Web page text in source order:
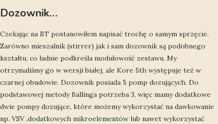
Dozownik…
Czekając na BT postanowiłem napisać trochę o samym sprzęcie.
Zarówno mieszalnik (stirrer) jak i sam dozownik są podobnego
kształtu, co ładnie podkreśla modułowość zestawu. My
otrzymaliśmy go w wersji białej, ale Kore 5th występuje też w
czarnej obudowie. Dozownik posiada 5 pomp dozujących. Do
podstawowej metody Ballinga potrzeba 3, więc mamy dodatkowe
dwie pompy dozujące, które możemy wykorzystać na dawkowanie
np. VSV ,dodatkowych mikroelementów lub nawet wykorzystać